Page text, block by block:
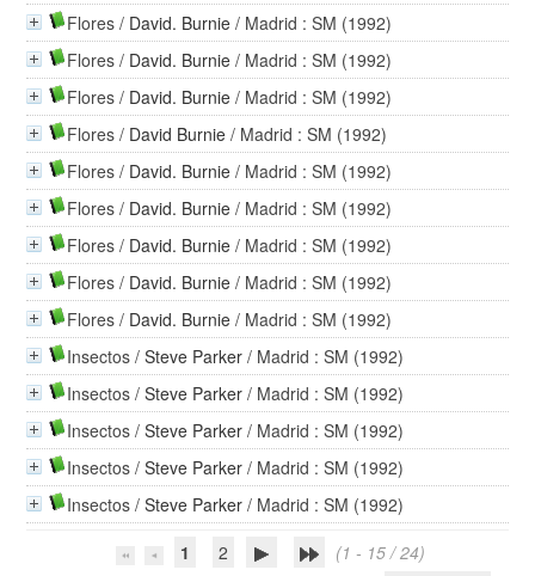
Flores / David. Burnie / Madrid : SM (1992)
Flores / David. Burnie / Madrid : SM (1992)
Flores / David. Burnie / Madrid : SM (1992)
Flores / David Burnie / Madrid : SM (1992)
Flores / David. Burnie / Madrid : SM (1992)
Flores / David. Burnie / Madrid : SM (1992)
Flores / David. Burnie / Madrid : SM (1992)
Flores / David. Burnie / Madrid : SM (1992)
Flores / David. Burnie / Madrid : SM (1992)
Insectos /Steve Parker / Madrid : SM (1992)
Insectos /Steve Parker / Madrid : SM (1992)
Insectos /Steve Parker / Madrid : SM (1992)
Insectos /Steve Parker / Madrid : SM (1992)
Insectos /Steve Parker / Madrid : SM (1992)
1
2
(1 - 15 / 24)